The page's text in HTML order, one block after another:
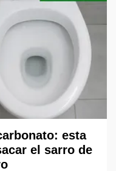
esta
el sarro de